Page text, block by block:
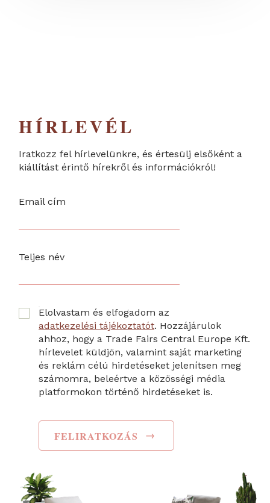
HÍRLEVÉL
Iratkozz fel hírlevelünkre, és értesülj elsőként a
kiállítást érintő hírekről és információkról!
Email cím
Teljes név
Elolvastam és elfogadom az
adatkezelési tájékoztatót. Hozzájárulok
ahhoz, hogy a Trade Fairs Central Europe Kft.
hírlevelet küldjön, valamint saját marketing
és reklám célú hirdetéseket jelenítsen meg
számomra, beleértve a közösségi média
platformokon történő hirdetéseket is.
FELIRATKOZÁS →